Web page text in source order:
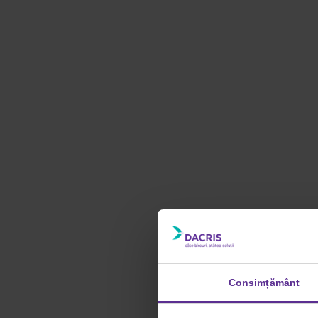
Consimțământ